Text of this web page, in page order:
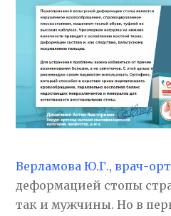
Верламова Ю.Г., врач-
деформацией стопы
так и мужчины. Но в